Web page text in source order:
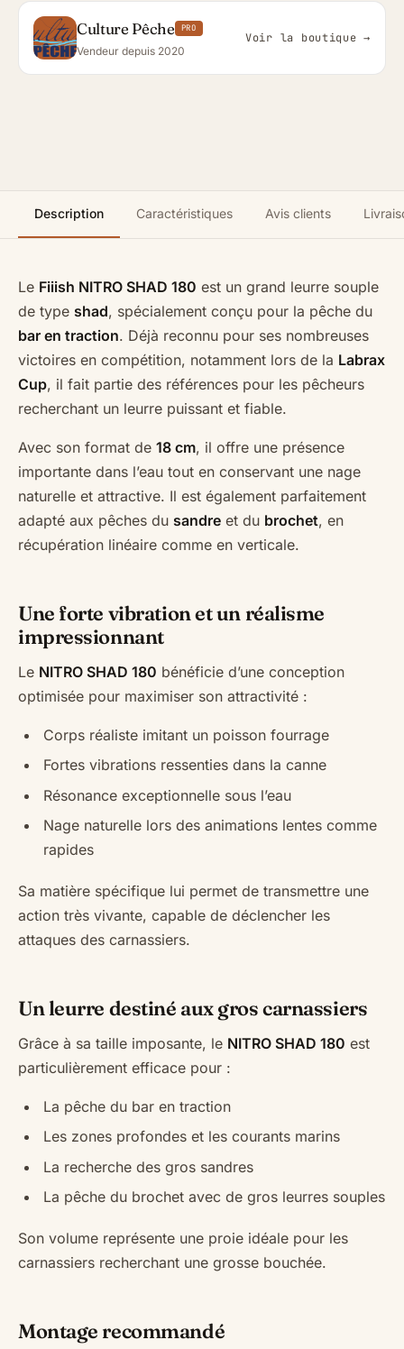
Culture Pêche PRO
Vendeur depuis 2020
Voir la boutique →
Description Caractéristiques Avis clients
Le Fiiish NITRO SHAD 180 est un grand leurre souple
de type shad, spécialement conçu pour la pêche du
bar en traction. Déjà reconnu pour ses nombreuses
victoires en compétition, notamment lors de la Labrax
Cup, il fait partie des références pour les pêcheurs
recherchant un leurre puissant et fiable.
Avec son format de 18 cm, il offre une présence
importante dans l’eau tout en conservant une nage
naturelle et attractive. Il est également parfaitement
adapté aux pêches du sandre et du brochet, en
récupération linéaire comme en verticale.
Une forte vibration et un réalisme
impressionnant
Le NITRO SHAD 180 bénéficie d’une conception
optimisée pour maximiser son attractivité :
Corps réaliste imitant un poisson fourrage
Fortes vibrations ressenties dans la canne
Résonance exceptionnelle sous l’eau
Nage naturelle lors des animations lentes comme
rapides
Sa matière spécifique lui permet de transmettre une
action très vivante, capable de déclencher les
attaques des carnassiers.
Un leurre destiné aux gros carnassiers
Grâce à sa taille imposante, le NITRO SHAD 180 est
particulièrement efficace pour :
La pêche du bar en traction
Les zones profondes et les courants marins
La recherche des gros sandres
La pêche du brochet avec de gros leurres souples
Son volume représente une proie idéale pour les
carnassiers recherchant une grosse bouchée.
Montage recommandé